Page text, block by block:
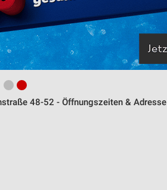
48-52 - Öffnungszeiten & Adresse